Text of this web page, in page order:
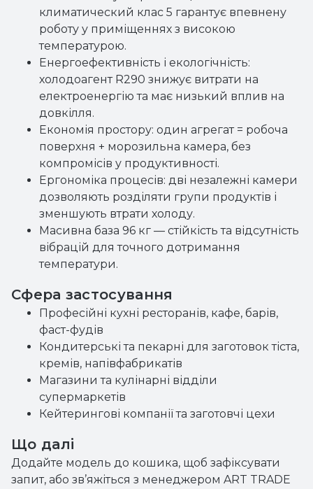
климатический клас 5 гарантує впевнену
роботу у приміщеннях з високою
температурою.
Енергоефективність і екологічність:
холодоагент R290 знижує витрати на
електроенергію та має низький вплив на
довкілля.
Економія простору: один агрегат = робоча
поверхня + морозильна камера, без
компромісів у продуктивності.
Ергономіка процесів: дві незалежні камери
дозволяють розділяти групи продуктів і
зменшують втрати холоду.
Масивна база 96 кг — стійкість та відсутність
вібрацій для точного дотримання
температури.
Сфера застосування
Професійні кухні ресторанів, кафе, барів,
фаст-фудів
Кондитерські та пекарні для заготовок тіста,
кремів, напівфабрикатів
Магазини та кулінарні відділи
супермаркетів
Кейтерингові компанії та заготовчі цехи
Що далі
Додайте модель до кошика, щоб зафіксувати
запит, або зв’яжіться з менеджером ART TRADE